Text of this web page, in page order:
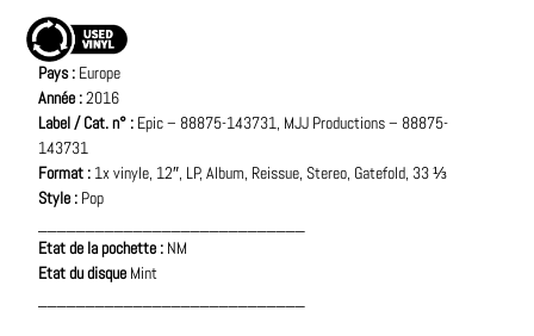
Pays : Europe
Année :2016
Label / Cat. n° : Epic ‎– 88875-143731, MJJ Productions ‎– 88875-
143731
Format : 1x vinyle, 12″, LP, Album, Reissue, Stereo, Gatefold, 33 ⅓
Style : Pop
Etat de la pochette : NM
Etat du disque Mint